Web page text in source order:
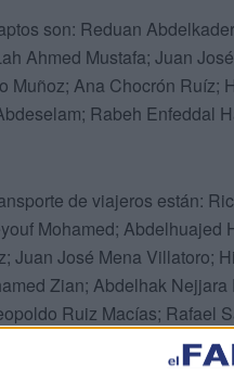
son: Reduan
Ahmed Mustafa; Juan
Muñoz; Ana Chocrón Ruíz;
Rabeh Enfeddal
de viajeros están:
Mohamed; Abdelhuajed
Juan José Mena Villatoro;
Zian; Abdelhak Nejjara
Ruiz Macías; Rafael